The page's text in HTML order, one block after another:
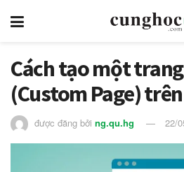
Cách tạo một
(Custom Page)
được đăng bởi ng.qu.hg 22/